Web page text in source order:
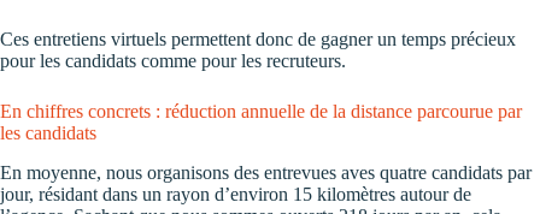
Ces entretiens virtuels permettent donc de gagner un temps précieux
pour les candidats comme pour les recruteurs.
En chiffres concrets : réduction annuelle de la distance parcourue par
les candidats
En moyenne, nous organisons des entrevues aves quatre candidats par
jour, résidant dans un rayon d’environ 15 kilomètres autour de